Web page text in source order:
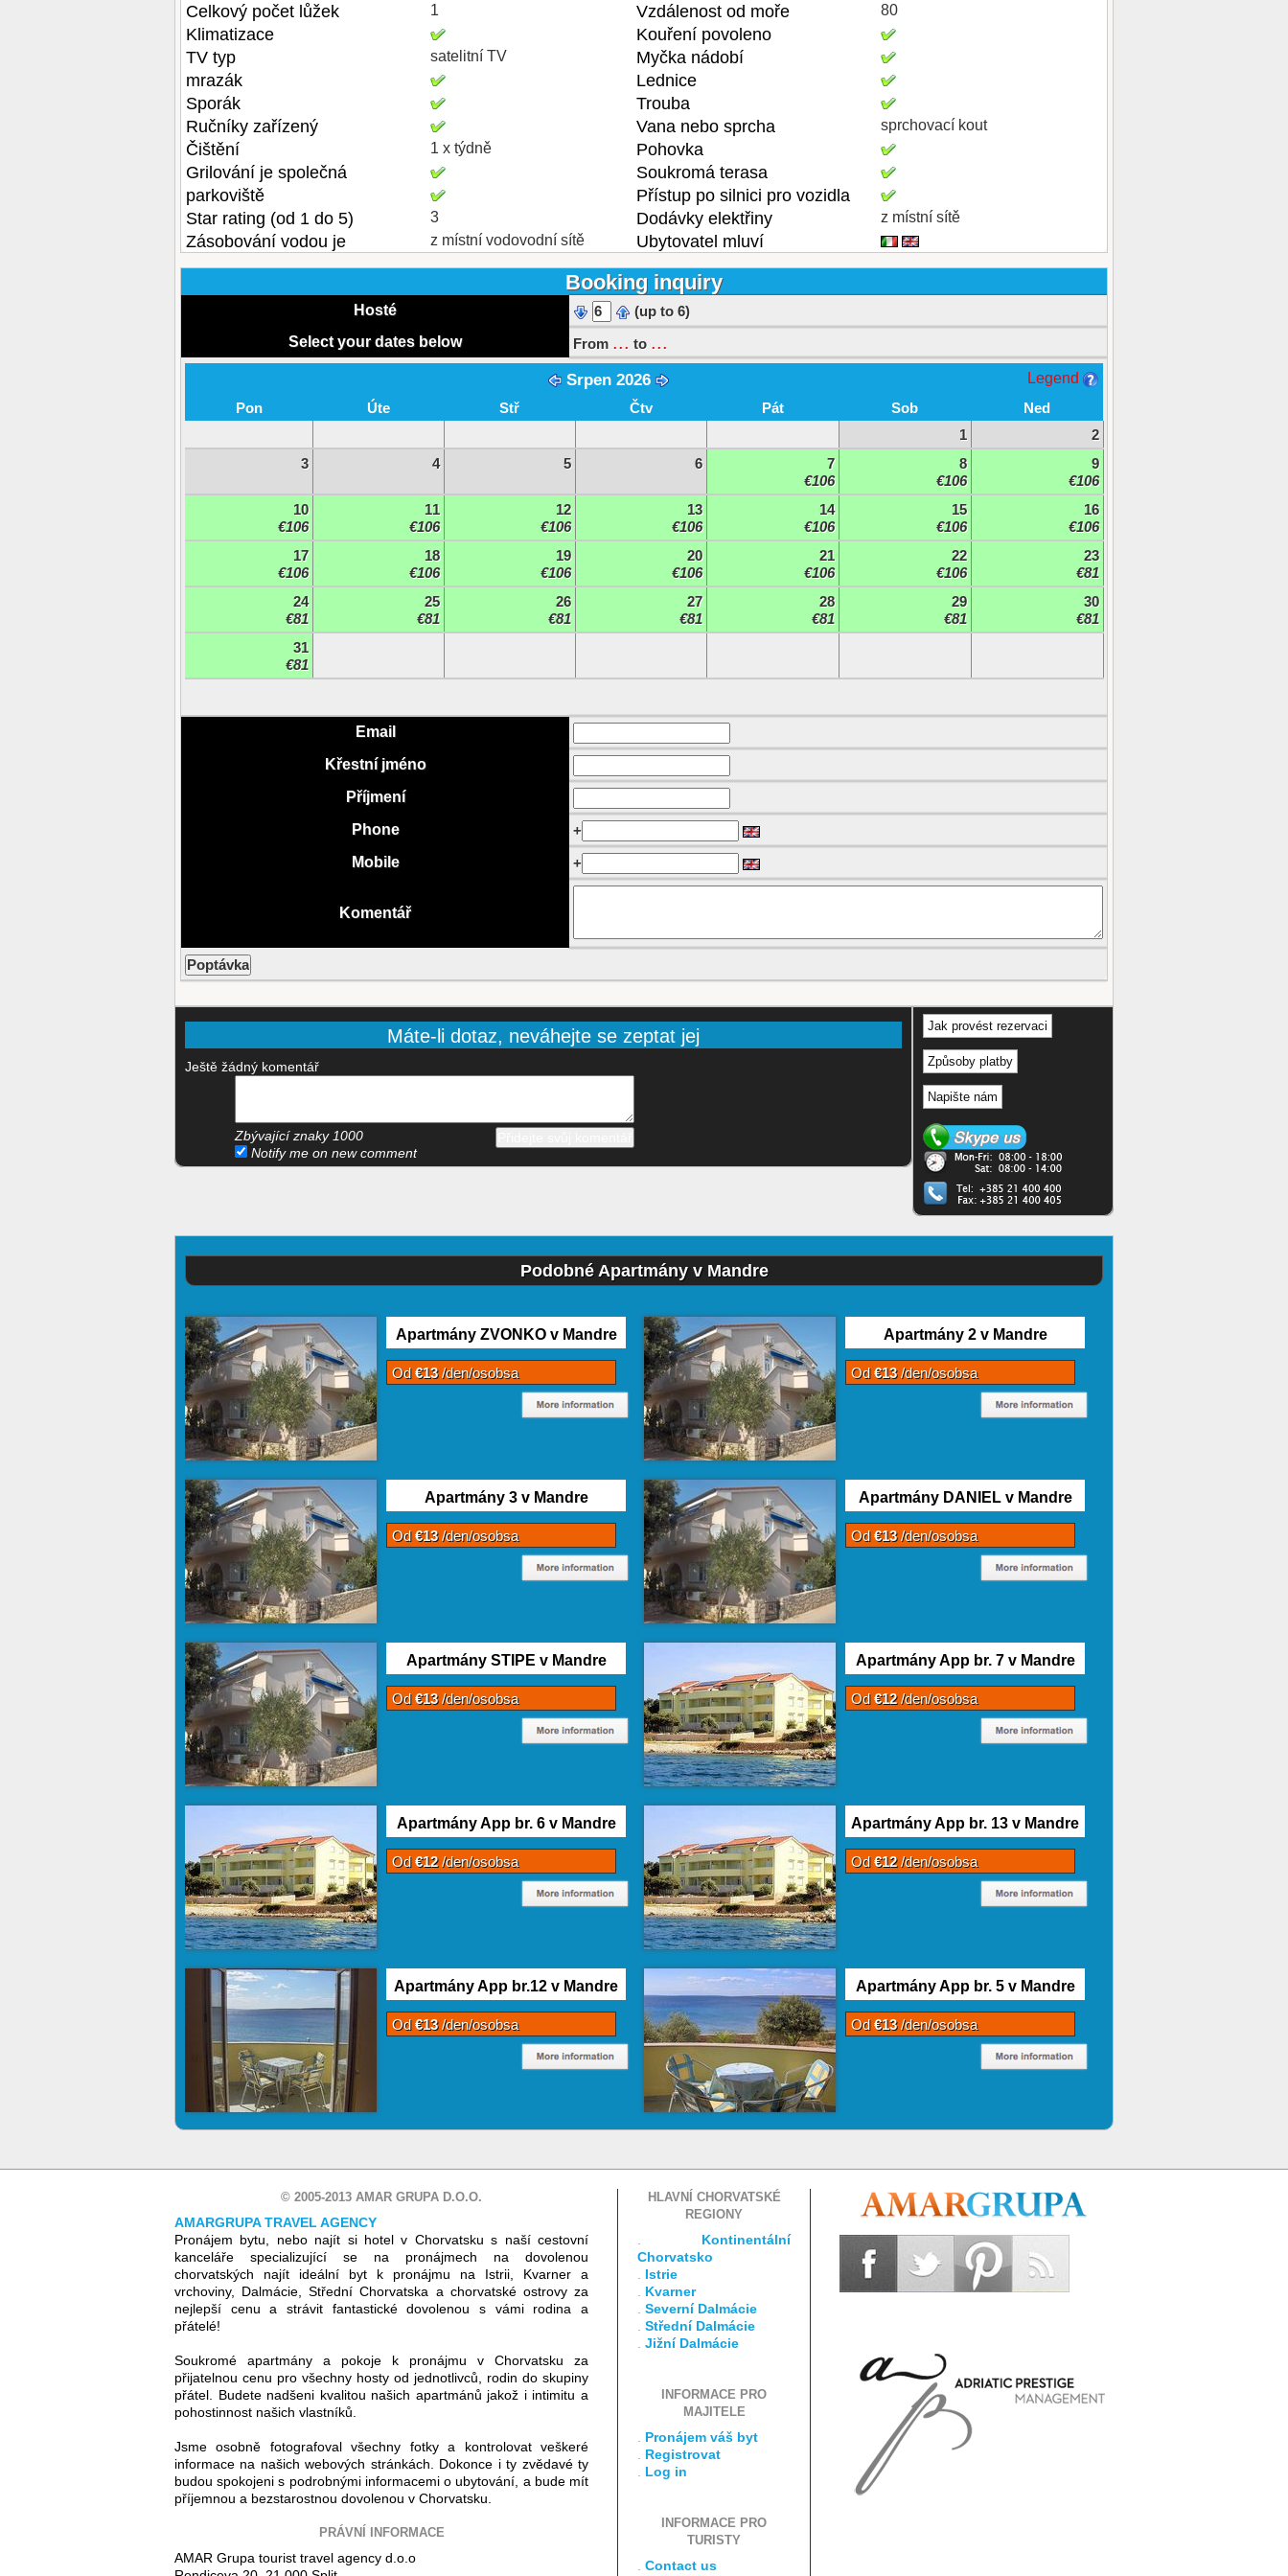
Celkový počet lůžek 1 Vzdálenost od moře 80
Klimatizace
Kouření povoleno
TV typ
satelitní TV
Myčka nádobí
mrazák
Lednice
Sporák
Trouba
Ručníky zařízený
Vana nebo sprcha sprchovací kout
Čištění 1 x týdně
Pohovka
Grilování je společná
Soukromá terasa
parkoviště
Přístup po silnici pro vozidla
Star rating (od 1 do 5)
3 Dodávky elektřiny z místní sítě
Zásobování vodou je z místní vodovodní sítě Ubytovatel mluví
Booking inquiry
Hosté
(up to 6)
Select your dates below
From ... to ...
Legend
Srpen 2026
Pon Úte Stř Čtv Pát Sob
Ned
1
2
3
4 5 6
7
€106
8
€106
9
€106
10
€106
11
€106
12
€106
13
€106
14
€106
15
€106
16
€106
17
€106
18
€106
19
€106
20
€106
21
€106
22
€106
23
€81
24
€81
25
€81
26
€81
27
€81
28
€81
29
€81
30
€81
31
€81
Email
Křestní jméno
Příjmení
Phone
+
Mobile
+
Komentář
Máte-li dotaz, neváhejte se zeptat jej
Ještě žádný komentář
Zbývající znaky 1000
Notify me on new comment
Jak provést rezervaci
Způsoby platby
Napište nám
Podobné Apartmány v Mandre
Apartmány ZVONKO v Mandre
Od€13/den/osobsa
Apartmány 2 v Mandre
Od€13/den/osobsa
Apartmány 3 v Mandre
Od€13/den/osobsa
Apartmány DANIEL v Mandre
Od€13/den/osobsa
Apartmány STIPE v Mandre
Od€13/den/osobsa
Apartmány App br. 7 v Mandre
Od€12/den/osobsa
Apartmány App br. 6 v Mandre
Od€12/den/osobsa
Apartmány App br. 13 v Mandre
Od€12/den/osobsa
Apartmány App br.12 v Mandre
Od€13/den/osobsa
Apartmány App br. 5 v Mandre
Od€13/den/osobsa
© 2005-2013 AMAR GRUPA D.O.O.
AMARGRUPA TRAVEL AGENCY
Pronájem bytu, nebo najít si hotel v Chorvatsku s naší cestovní
kanceláře specializující se na pronájmech na dovolenou
chorvatských najít ideální byt k pronájmu na Istrii, Kvarner a
vrchoviny, Dalmácie, Střední Chorvatska a chorvatské ostrovy za
nejlepší cenu a strávit fantastické dovolenou s vámi rodina a
přátelé!
Soukromé apartmány a pokoje k pronájmu v Chorvatsku za
přijatelnou cenu pro všechny hosty od jednotlivců, rodin do skupiny
přátel. Budete nadšeni kvalitou našich apartmánů jakož i intimitu a
pohostinnost našich vlastníků.
Jsme osobně fotografoval všechny fotky a kontrolovat veškeré
informace na našich webových stránkách. Dokonce i ty zvědavé ty
budou spokojeni s podrobnými informacemi o ubytování, a bude mít
příjemnou a bezstarostnou dovolenou v Chorvatsku.
PRÁVNÍ INFORMACE
AMAR Grupa tourist travel agency d.o.o
HLAVNÍ CHORVATSKÉ
REGIONY
Kontinentální
Chorvatsko
Istrie
Kvarner
Severní Dalmácie
Střední Dalmácie
Jižní Dalmácie
INFORMACE PRO
MAJITELE
Pronájem váš byt
Registrovat
Log in
INFORMACE PRO
TURISTY
Contact us